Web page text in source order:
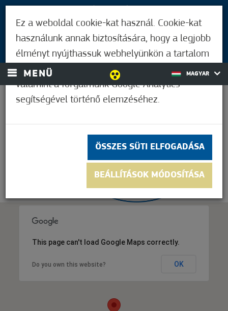
BEJELENTKEZÉS
MENÜ MAGYAR
This page can't load Google Maps correctly.
Do you own this website? OK
Ez a weboldal cookie-kat használ. Cookie-kat
használunk annak biztosítására, hogy a legjobb
élményt nyújthassuk webhelyünkön a tartalom
és a hirdetések személyre szabásához,
valamint a forgalmunk Google Analytics
segítségével történő elemzéséhez.
ÖSSZES SÜTI ELFOGADÁSA
BEÁLLÍTÁSOK MÓDOSÍTÁSA